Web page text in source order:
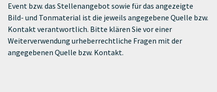
Event bzw. das Stellenangebot sowie für das angezeigte
Bild- und Tonmaterial ist die jeweils angegebene Quelle bzw.
Kontakt verantwortlich. Bitte klären Sie vor einer
Weiterverwendung urheberrechtliche Fragen mit der
angegebenen Quelle bzw. Kontakt.